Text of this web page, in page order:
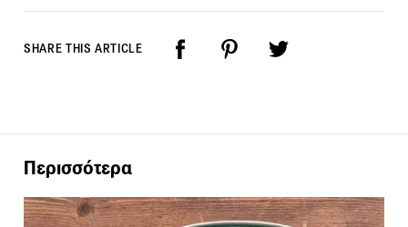
SHARE THIS ARTICLE
Περισσότερα